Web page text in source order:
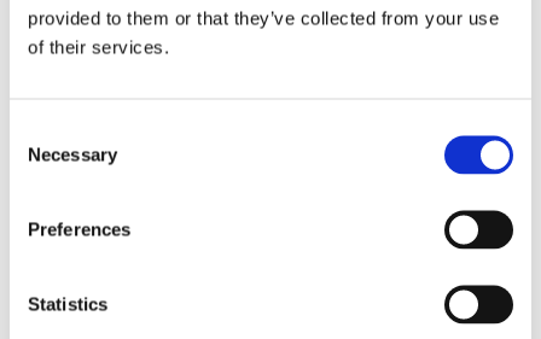
provided to them or that they’ve collected from your use
of their services.
Selection
Necessary
Preferences
Statistics
Tel: +46 (0)8 566 390 09
E-post: mats.otterheim@ngm.se
Tel: +46 (0) 705 119 985